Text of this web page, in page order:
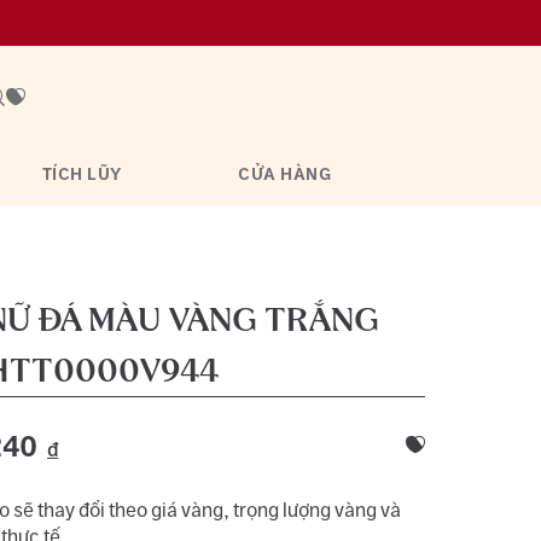
TÍCH LŨY CỬA HÀNG
ĐÁ MÀU VÀNG TRẮNG
đ
sẽ thay đổi theo giá vàng, trọng lượng vàng và